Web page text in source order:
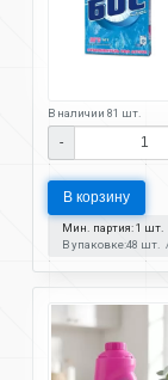
В наличии 81 шт.
-
В корзину
Мин. партия: 1 шт.
В упаковке:48 шт.